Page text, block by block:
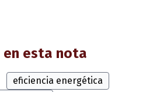
en esta nota
eficiencia energética